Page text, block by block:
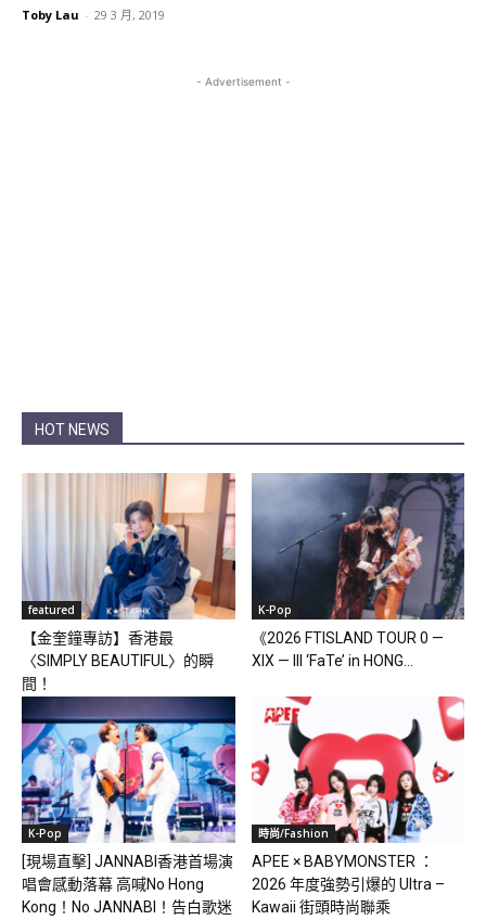
Toby Lau - 29 3 月, 2019
- Advertisement -
HOT NEWS
featured
【金奎鐘專訪】香港最
〈SIMPLY BEAUTIFUL〉的瞬
間！
K-Pop
《2026 FTISLAND TOUR 0 —
XIX — III ‘FaTe’ in HONG...
K-Pop
[現場直擊] JANNABI香港首場演
唱會感動落幕 高喊No Hong
Kong！No JANNABI！告白歌迷
時尚/Fashion
APEE × BABYMONSTER ：
2026 年度強勢引爆的 Ultra –
Kawaii 街頭時尚聯乘